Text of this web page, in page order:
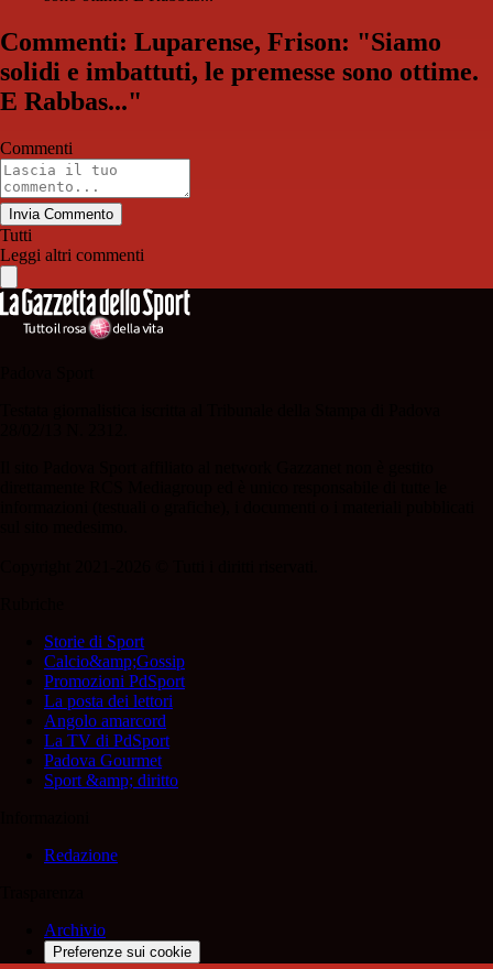
Commenti: Luparense, Frison: "Siamo
solidi e imbattuti, le premesse sono ottime.
E Rabbas..."
Commenti
Invia Commento
Tutti
Leggi altri commenti
Storie di Sport
Calcio&amp;Gossip
Promozioni PdSport
La posta dei lettori
Angolo amarcord
La TV di PdSport
Padova Gourmet
Sport &amp; diritto
Redazione
Archivio
Preferenze sui cookie